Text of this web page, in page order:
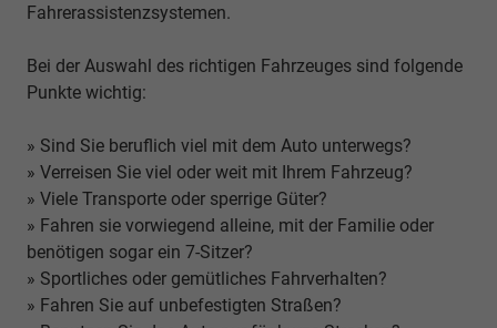
Fahrerassistenzsystemen.
Bei der Auswahl des richtigen Fahrzeuges sind folgende
Punkte wichtig:
» Sind Sie beruflich viel mit dem Auto unterwegs?
» Verreisen Sie viel oder weit mit Ihrem Fahrzeug?
» Viele Transporte oder sperrige Güter?
» Fahren sie vorwiegend alleine, mit der Familie oder
benötigen sogar ein 7-Sitzer?
» Sportliches oder gemütliches Fahrverhalten?
» Fahren Sie auf unbefestigten Straßen?